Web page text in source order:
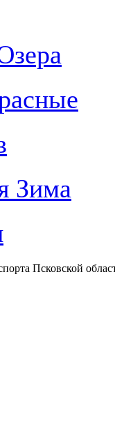
Псковской